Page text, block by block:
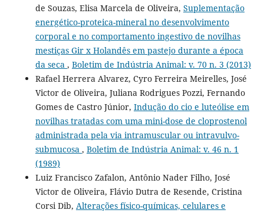
de Souzas, Elisa Marcela de Oliveira, Suplementação
energético-proteica-mineral no desenvolvimento
corporal e no comportamento ingestivo de novilhas
mestiças Gir x Holandês em pastejo durante a época
da seca , Boletim de Indústria Animal: v. 70 n. 3 (2013)
Rafael Herrera Alvarez, Cyro Ferreira Meirelles, José
Victor de Oliveira, Juliana Rodrigues Pozzi, Fernando
Gomes de Castro Júnior, Indução do cio e luteólise em
novilhas tratadas com uma mini-dose de cloprostenol
administrada pela via intramuscular ou intravulvo-
submucosa , Boletim de Indústria Animal: v. 46 n. 1
(1989)
Luiz Francisco Zafalon, Antônio Nader Filho, José
Victor de Oliveira, Flávio Dutra de Resende, Cristina
Corsi Dib, Alterações físico-químicas, celulares e